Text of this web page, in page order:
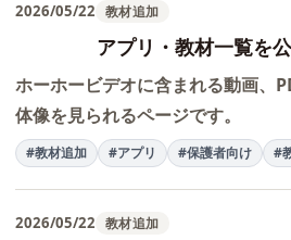
2026/05/22 教材追加
アプリ・教材一覧を
ホーホービデオに含まれる動画、
体像を見られるページです。
#教材追加 #アプリ #保護者向け #
2026/05/22 教材追加